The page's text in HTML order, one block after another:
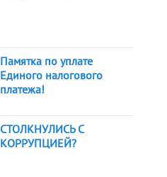
Памятка по уплате
Единого налогового
платежа!
СТОЛКНУЛИСЬ С
КОРРУПЦИЕЙ?